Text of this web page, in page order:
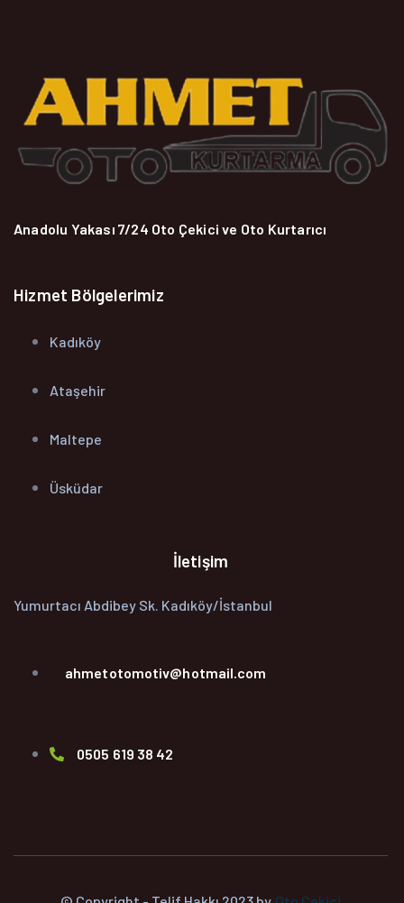
Anadolu Yakası 7/24 Oto Çekici ve Oto Kurtarıcı
Hizmet Bölgelerimiz
Kadıköy
Ataşehir
Maltepe
Üsküdar
İletişim
Yumurtacı Abdibey Sk. Kadıköy/İstanbul
ahmetotomotiv@hotmail.com
0505 619 38 42